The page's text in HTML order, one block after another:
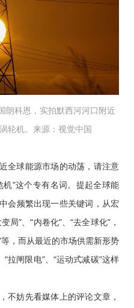
朗科恩，实拍默西河河口附近
轮机。来源：视觉中国
全球能源市场的动荡，请注意
”这个专有名词。提起全球能
会频繁出现一些关键词，从宏
局”、“内卷化”、“去全球化”，
，而从最近的市场供需新形势
拉闸限电”、“运动式减碳”这样
不妨先看媒体上的评论文章，